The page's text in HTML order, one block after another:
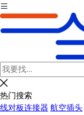
热门搜索
线对板连接器 航空插头